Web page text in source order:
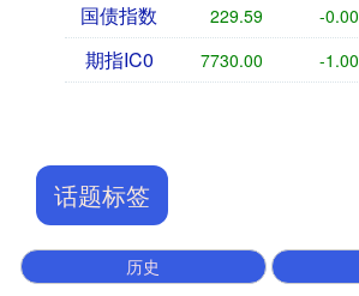
国债指数 229.59 -0.00
期指IC0 7730.00 -1.00
话题标签
历史